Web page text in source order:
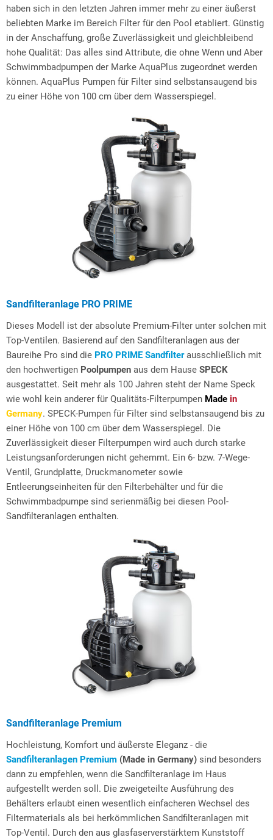
haben sich in den letzten Jahren immer mehr zu einer äußerst
beliebten Marke im Bereich Filter für den Pool etabliert. Günstig
in der Anschaffung, große Zuverlässigkeit und gleichbleibend
hohe Qualität: Das alles sind Attribute, die ohne Wenn und Aber
Schwimmbadpumpen der Marke AquaPlus zugeordnet werden
können. AquaPlus Pumpen für Filter sind selbstansaugend bis
zu einer Höhe von 100 cm über dem Wasserspiegel.
Sandfilteranlage PRO PRIME
Dieses Modell ist der absolute Premium-Filter unter solchen mit
Top-Ventilen. Basierend auf den Sandfilteranlagen aus der
Baureihe Pro sind die PRO PRIME Sandfilterausschließlich mit
den hochwertigen Poolpumpen aus dem Hause SPECK
ausgestattet. Seit mehr als 100 Jahren steht der Name Speck
wie wohl kein anderer für Qualitäts-Filterpumpen Made in
Germany. SPECK-Pumpen für Filter sind selbstansaugend bis zu
einer Höhe von 100 cm über dem Wasserspiegel. Die
Zuverlässigkeit dieser Filterpumpen wird auch durch starke
Leistungsanforderungen nicht gehemmt. Ein 6- bzw. 7-Wege-
Ventil, Grundplatte, Druckmanometer sowie
Entleerungseinheiten für den Filterbehälter und für die
Schwimmbadpumpe sind serienmäßig bei diesen Pool-
Sandfilteranlagen enthalten.
Sandfilteranlage Premium
Hochleistung, Komfort und äußerste Eleganz - die
Sandfilteranlagen Premium (Made in Germany) sind besonders
dann zu empfehlen, wenn die Sandfilteranlage im Haus
aufgestellt werden soll. Die zweigeteilte Ausführung des
Behälters erlaubt einen wesentlich einfacheren Wechsel des
Filtermaterials als bei herkömmlichen Sandfilteranlagen mit
Top-Ventil. Durch den aus glasfaserverstärktem Kunststoff